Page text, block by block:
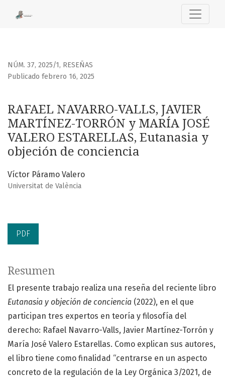
RAFAEL NAVARRO-VALLS, JAVIER MARTÍNEZ-TORRÓN y
NÚM. 37, 2025/1, RESEÑAS
RAFAEL NAVARRO-VALLS, JAVIER
MARTÍNEZ-TORRÓN y MARÍA JOSÉ
VALERO ESTARELLAS, Eutanasia y
objeción de conciencia
Publicado febrero 16, 2025
Víctor Páramo Valero
Universitat de València
PDF
Resumen
El presente trabajo realiza una reseña del reciente libro
Eutanasia y objeción de conciencia (2022), en el que
participan tres expertos en teoría y filosofía del
derecho: Rafael Navarro-Valls, Javier Martínez-Torrón y
María José Valero Estarellas. Como explican sus autores,
el libro tiene como finalidad “centrarse en un aspecto
concreto de la regulación de la Ley Orgánica 3/2021, de